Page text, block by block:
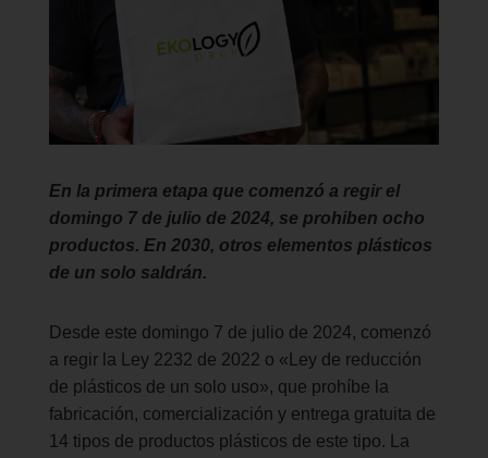
En la primera etapa que comenzó a regir el
domingo 7 de julio de 2024, se prohiben ocho
productos. En 2030, otros elementos plásticos
de un solo saldrán.
Desde este domingo 7 de julio de 2024, comenzó
a regir la Ley 2232 de 2022 o «Ley de reducción
de plásticos de un solo uso», que prohíbe la
fabricación, comercialización y entrega gratuita de
14 tipos de productos plásticos de este tipo. La